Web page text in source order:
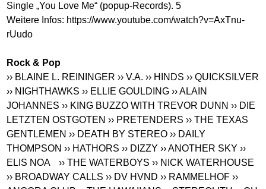
Single „You Love Me“ (popup-Records). 5
Weitere Infos: https://www.youtube.com/watch?v=AxTnu-
rUudo
Rock & Pop
›› BLAINE L. REININGER ›› V.A. ›› HINDS ›› QUICKSILVER
›› NIGHTHAWKS ›› ELLIE GOULDING ›› ALAIN
JOHANNES ›› KING BUZZO WITH TREVOR DUNN ›› DIE
LETZTEN OSTGOTEN ›› PRETENDERS ›› THE TEXAS
GENTLEMEN ›› DEATH BY STEREO ›› DAILY
THOMPSON ›› HATHORS ›› DIZZY ›› ANOTHER SKY ››
ELIS NOA
›› THE WATERBOYS ›› NICK WATERHOUSE
›› BROADWAY CALLS ›› DV HVND ›› RAMMELHOF ››